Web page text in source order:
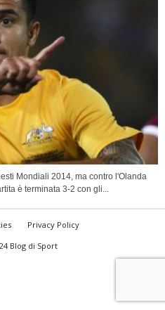
Mondiali 2014, ma contro l'Olanda
è terminata 3-2 con gli...
Privacy Policy
Blog di Sport